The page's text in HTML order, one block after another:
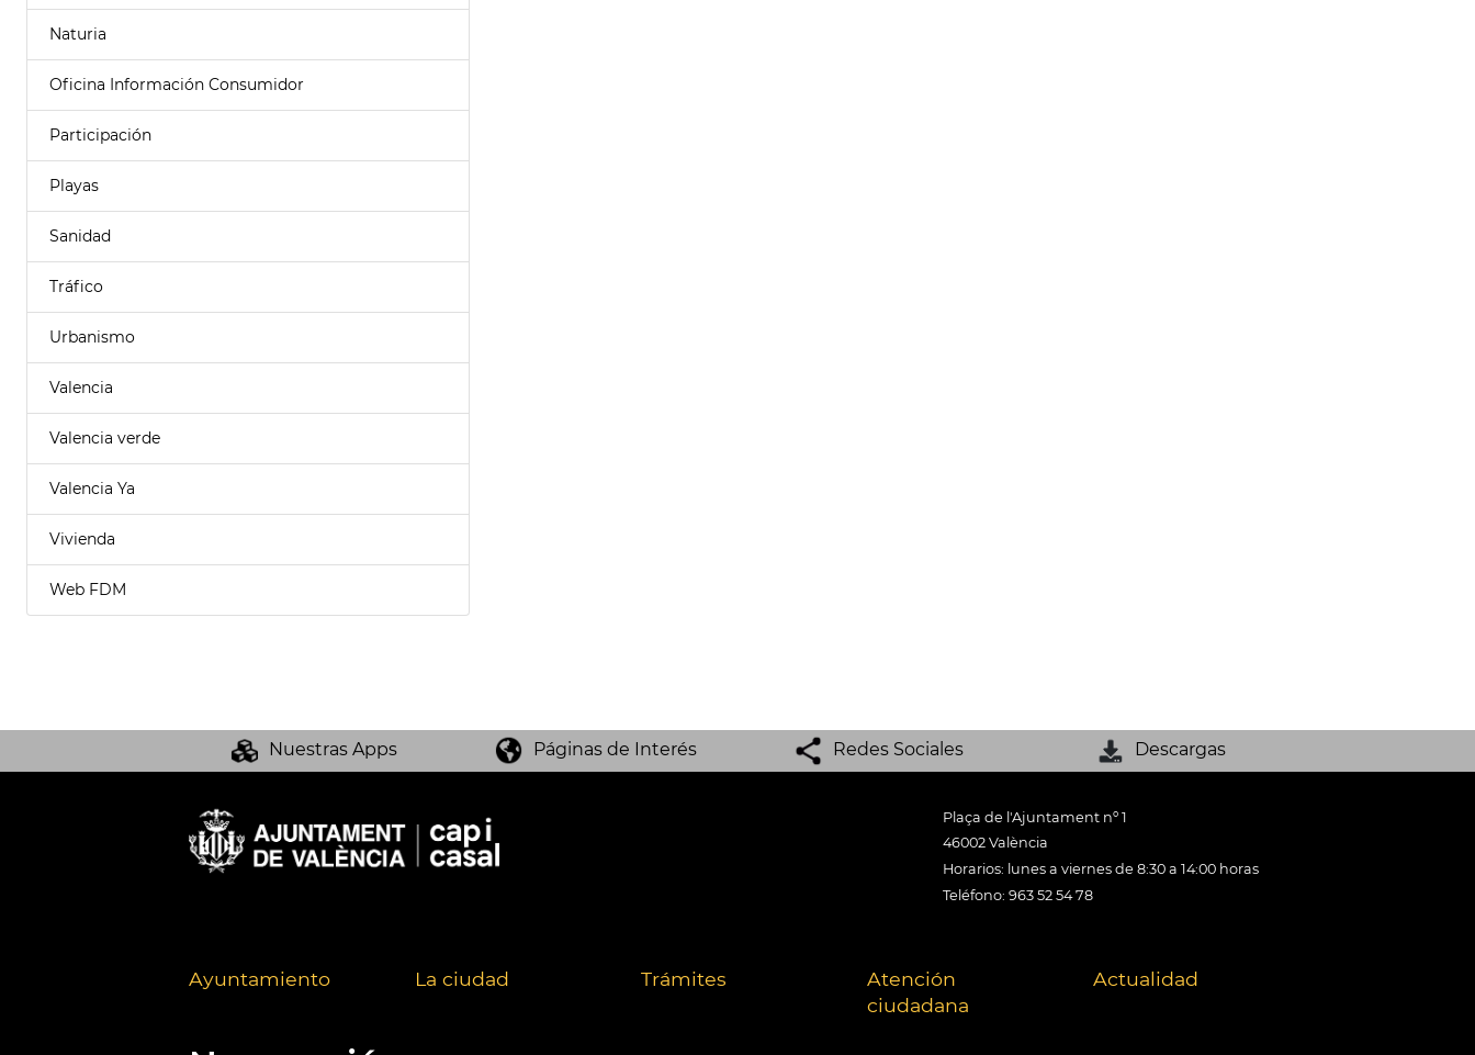
Naturia
Oficina Información Consumidor
Participación
Playas
Sanidad
Tráfico
Urbanismo
Valencia
Valencia verde
Valencia Ya
Vivienda
Web FDM
Nuestras Apps Páginas de Interés Redes Sociales Descargas
Plaça de l'Ajuntament nº 1
46002 València
Horarios: lunes a viernes de 8:30 a 14:00 horas
Teléfono: 963 52 54 78
Ayuntamiento La ciudad Trámites
Atención
ciudadana
Actualidad